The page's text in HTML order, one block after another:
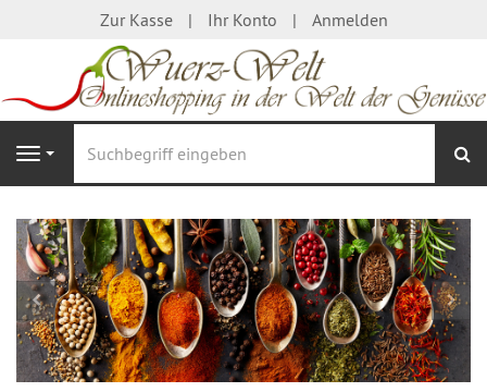
Zur Kasse Ihr Konto Anmelden
Navigation